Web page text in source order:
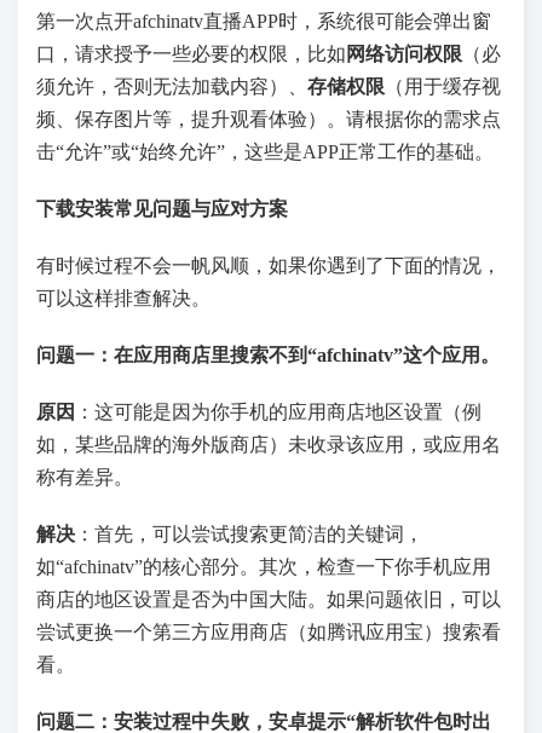
第一次点开afchinatv直播APP时，系统很可能会弹出窗
口，请求授予一些必要的权限，比如 网络访问权限 （必
须允许，否则无法加载内容）、 存储权限 （用于缓存视
频、保存图片等，提升观看体验）。请根据你的需求点
击“允许”或“始终允许”，这些是APP正常工作的基础。
下载安装常见问题与应对方案
有时候过程不会一帆风顺，如果你遇到了下面的情况，
可以这样排查解决。
问题一：在应用商店里搜索不到“afchinatv”这个应用。
原因 ：这可能是因为你手机的应用商店地区设置（例
如，某些品牌的海外版商店）未收录该应用，或应用名
称有差异。
解决 ：首先，可以尝试搜索更简洁的关键词，
如“afchinatv”的核心部分。其次，检查一下你手机应用
商店的地区设置是否为中国大陆。如果问题依旧，可以
尝试更换一个第三方应用商店（如腾讯应用宝）搜索看
看。
问题二：安装过程中失败，安卓提示“解析软件包时出